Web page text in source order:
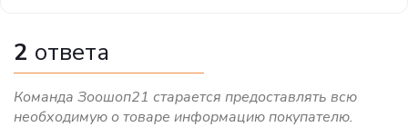
2 ответа
Команда Зоошоп21 старается предоставлять всю
необходимую о товаре информацию покупателю.